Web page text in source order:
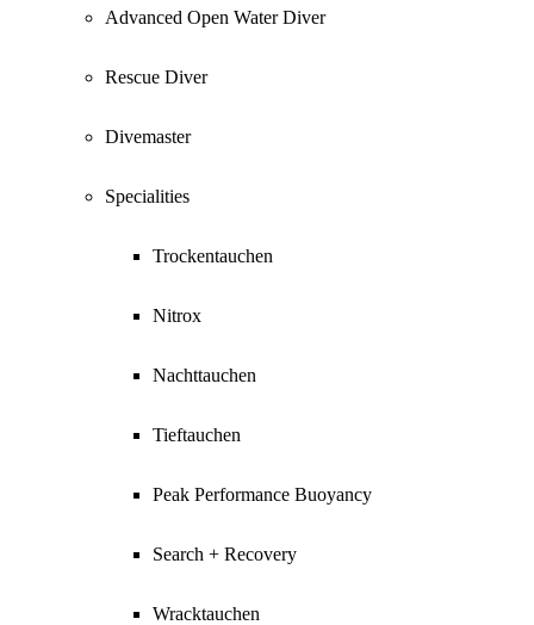
Advanced Open Water Diver
Rescue Diver
Divemaster
Specialities
Trockentauchen
Nitrox
Nachttauchen
Tieftauchen
Peak Performance Buoyancy
Search + Recovery
Wracktauchen